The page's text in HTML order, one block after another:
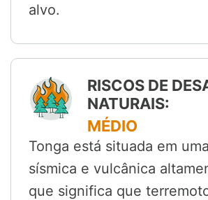
alvo.
RISCOS DE
NATURAIS:
MÉDIO
Tonga está situada em
sísmica e vulcânica
que significa que